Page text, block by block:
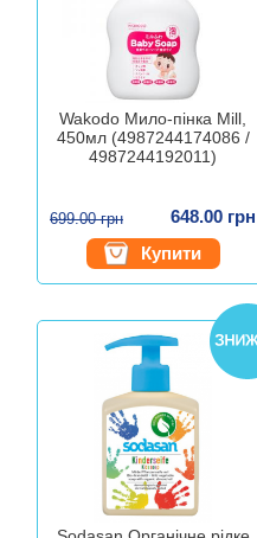
Wakodo Мило-пінка Mill,
450мл (4987244174086 /
4987244192011)
699.00 грн
648.00 грн
Купити